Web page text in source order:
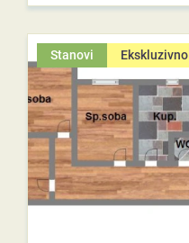
Stanovi Ekskluzivno